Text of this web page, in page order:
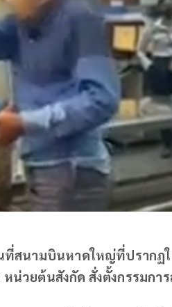
ที่สนามบินหาดใหญ่ที่ปรากฏ
น่วยต้นสังกัด สั่งตั้งกรรมกา